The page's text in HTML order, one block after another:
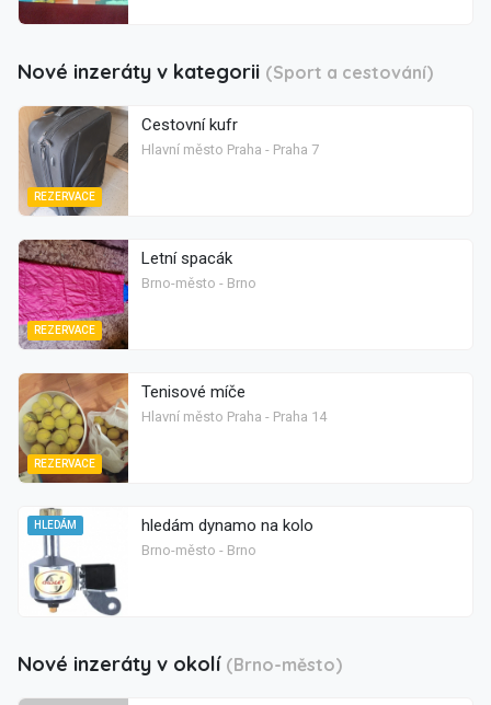
Nové inzeráty v kategorii (Sport a cestování)
REZERVACE
Cestovní kufr
Hlavní město Praha - Praha 7
REZERVACE
Letní spacák
Brno-město - Brno
REZERVACE
Tenisové míče
Hlavní město Praha - Praha 14
HLEDÁM hledám dynamo na kolo
Brno-město - Brno
Nové inzeráty v okolí (Brno-město)